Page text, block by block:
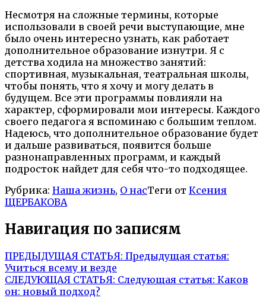
Несмотря на сложные термины, которые
использовали в своей речи выступающие, мне
было очень интересно узнать, как работает
дополнительное образование изнутри. Я с
детства ходила на множество занятий:
спортивная, музыкальная, театральная школы,
чтобы понять, что я хочу и могу делать в
будущем. Все эти программы повлияли на
характер, сформировали мои интересы. Каждого
своего педагога я вспоминаю с большим теплом.
Надеюсь, что дополнительное образование будет
и дальше развиваться, появится больше
разнонаправленных программ, и каждый
подросток найдет для себя что-то подходящее.
Рубрика: Наша жизнь, О насТеги от Ксения
ЩЕРБАКОВА
Навигация по записям
ПРЕДЫДУЩАЯ СТАТЬЯ: Предыдущая статья:
Учиться всему и везде
СЛЕДУЮЩАЯ СТАТЬЯ: Следующая статья: Каков
он: новый подход?